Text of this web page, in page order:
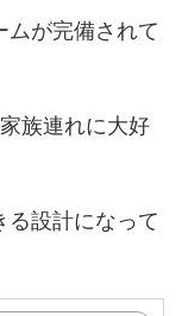
ムが完備されて
族連れに大好
る設計になって